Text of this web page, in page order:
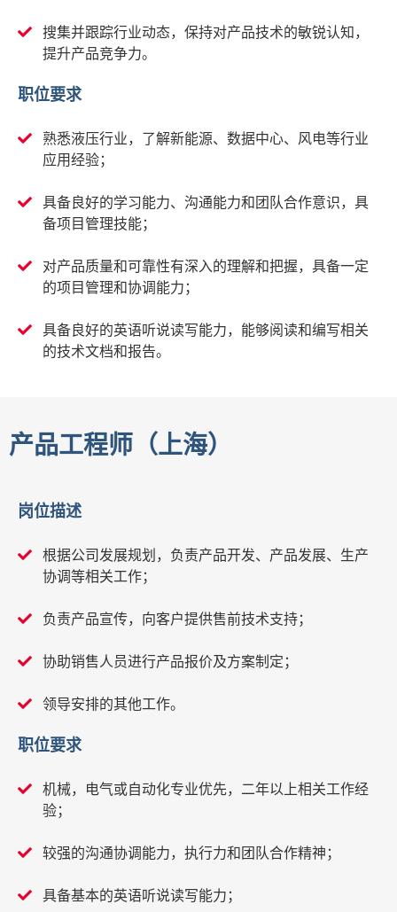
搜集并跟踪行业动态，保持对产品技术的敏锐认知，
提升产品竞争力。
职位要求
熟悉液压行业，了解新能源、数据中心、风电等行业
应用经验；
具备良好的学习能力、沟通能力和团队合作意识，具
备项目管理技能；
对产品质量和可靠性有深入的理解和把握，具备一定
的项目管理和协调能力；
具备良好的英语听说读写能力，能够阅读和编写相关
的技术文档和报告。
产品工程师（上海）
岗位描述
根据公司发展规划，负责产品开发、产品发展、生产
协调等相关工作；
负责产品宣传，向客户提供售前技术支持；
协助销售人员进行产品报价及方案制定；
领导安排的其他工作。
职位要求
机械，电气或自动化专业优先，二年以上相关工作经
验；
较强的沟通协调能力，执行力和团队合作精神；
具备基本的英语听说读写能力；